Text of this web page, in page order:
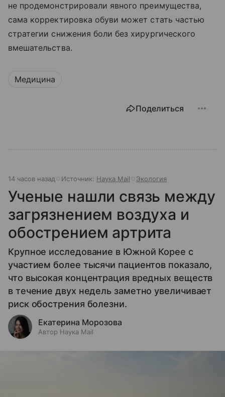
не продемонстрировали явного преимущества,
сама корректировка обуви может стать частью
стратегии снижения боли без хирургического
вмешательства.
Медицина
Поделиться
14 часов назад Источник: Наука Mail Экология
Ученые нашли связь между
загрязнением воздуха и
обострением артрита
Крупное исследование в Южной Корее с
участием более тысячи пациентов показало,
что высокая концентрация вредных веществ
в течение двух недель заметно увеличивает
риск обострения болезни.
Екатерина Морозова
Автор Наука Mail